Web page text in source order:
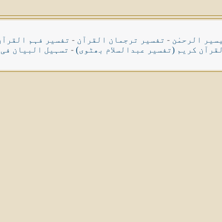
الرحمٰن - تفسیر ترجمان القرآن - تفسیر فہم
کریم (تفسیر عبدالسلام بھٹوی) - تسہیل البیان